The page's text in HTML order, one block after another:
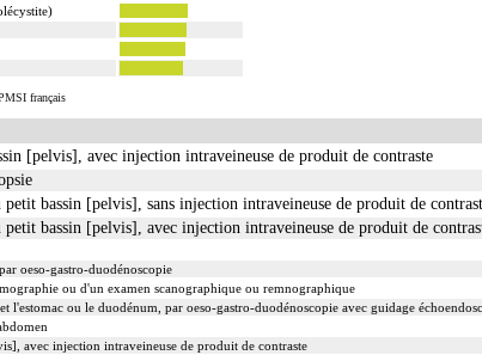
français
[pelvis], avec injection intraveineuse de produit de contraste
bassin [pelvis], sans injection intraveineuse de produit de
bassin [pelvis], avec injection intraveineuse de produit de
oeso-gastro-duodénoscopie
ou d'un examen scanographique ou remnographique
l'estomac ou le duodénum, par oeso-gastro-duodénoscopie avec guidage
avec injection intraveineuse de produit de contraste